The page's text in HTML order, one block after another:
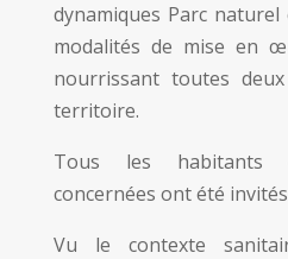
dynamiques Parc
modalités de mise en
nourrissant toutes
territoire.
Tous les habitants
concernées ont été
Vu le contexte